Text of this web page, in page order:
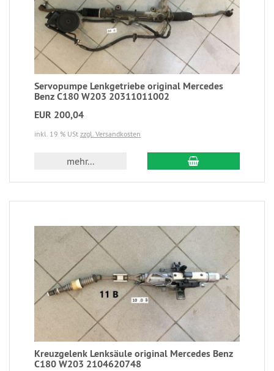
Servopumpe Lenkgetriebe original Mercedes
Benz C180 W203 20311011002
EUR 200,04
inkl. 19 % USt zzgl. Versandkosten
mehr...
Kreuzgelenk Lenksäule original Mercedes Benz
C180 W203 2104620748